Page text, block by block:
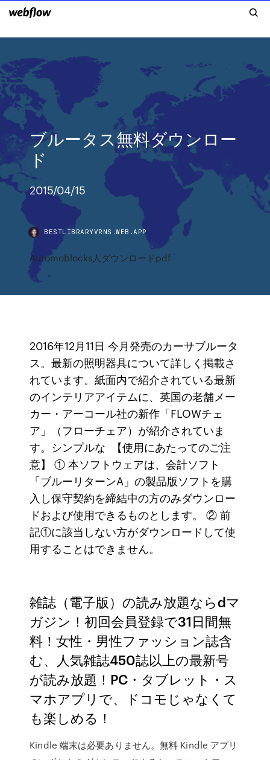
ブルータス無料ダウンロー
ド
2015/04/15
BESTLIBRARYVRNS.WEB.APP
Automoblocks人ダウンロードpdf
2016年12月11日 今月発売のカーサブルータ
ス。最新の照明器具について詳しく掲載さ
れています。紙面内で紹介されている最新
のインテリアアイテムに、英国の老舗メー
カー・アーコール社の新作「FLOWチェ
ア」（フローチェア）が紹介されていま
す。シンプルな 【使用にあたってのご注
意】 ① 本ソフトウェアは、会計ソフト
「ブルーリターンA」の製品版ソフトを購
入し保守契約を締結中の方のみダウンロー
ドおよび使用できるものとします。 ② 前
記①に該当しない方がダウンロードして使
用することはできません。
雑誌（電子版）の読み放題ならdマ
ガジン！初回会員登録で31日間無
料！女性・男性ファッション誌含
む、人気雑誌450誌以上の最新号
が読み放題！PC・タブレット・ス
マホアプリで、ドコモじゃなくて
も楽しめる！
Kindle 端末は必要ありません。無料 Kindle アプリ